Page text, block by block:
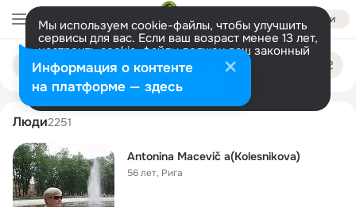
Войти
Мы используем cookie-файлы, чтобы улучшить
сервисы для вас. Если ваш возраст менее 13 лет,
настроить cookie-файлы должен ваш законный
представитель. Больше информации
Разрешить все Настроить
Поиск
людям
antonina kolesnikova
Люди2251
Antonina Macevič a(Kolesnikova)
56 лет, Рига
Информация о контенте
на платформе — здесь